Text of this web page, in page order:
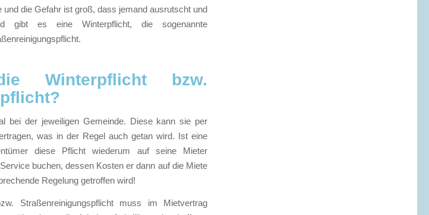
die Gefahr ist groß, dass jemand ausrutscht und
gibt es eine Winterpflicht, die sogenannte
Winterpflicht bzw.
bei der jeweiligen Gemeinde. Diese kann sie per
was in der Regel auch getan wird. Ist eine
diese Pflicht wiederum auf seine Mieter
buchen, dessen Kosten er dann auf die Miete
Regelung getroffen wird!
Straßenreinigungspflicht muss im Mietvertrag